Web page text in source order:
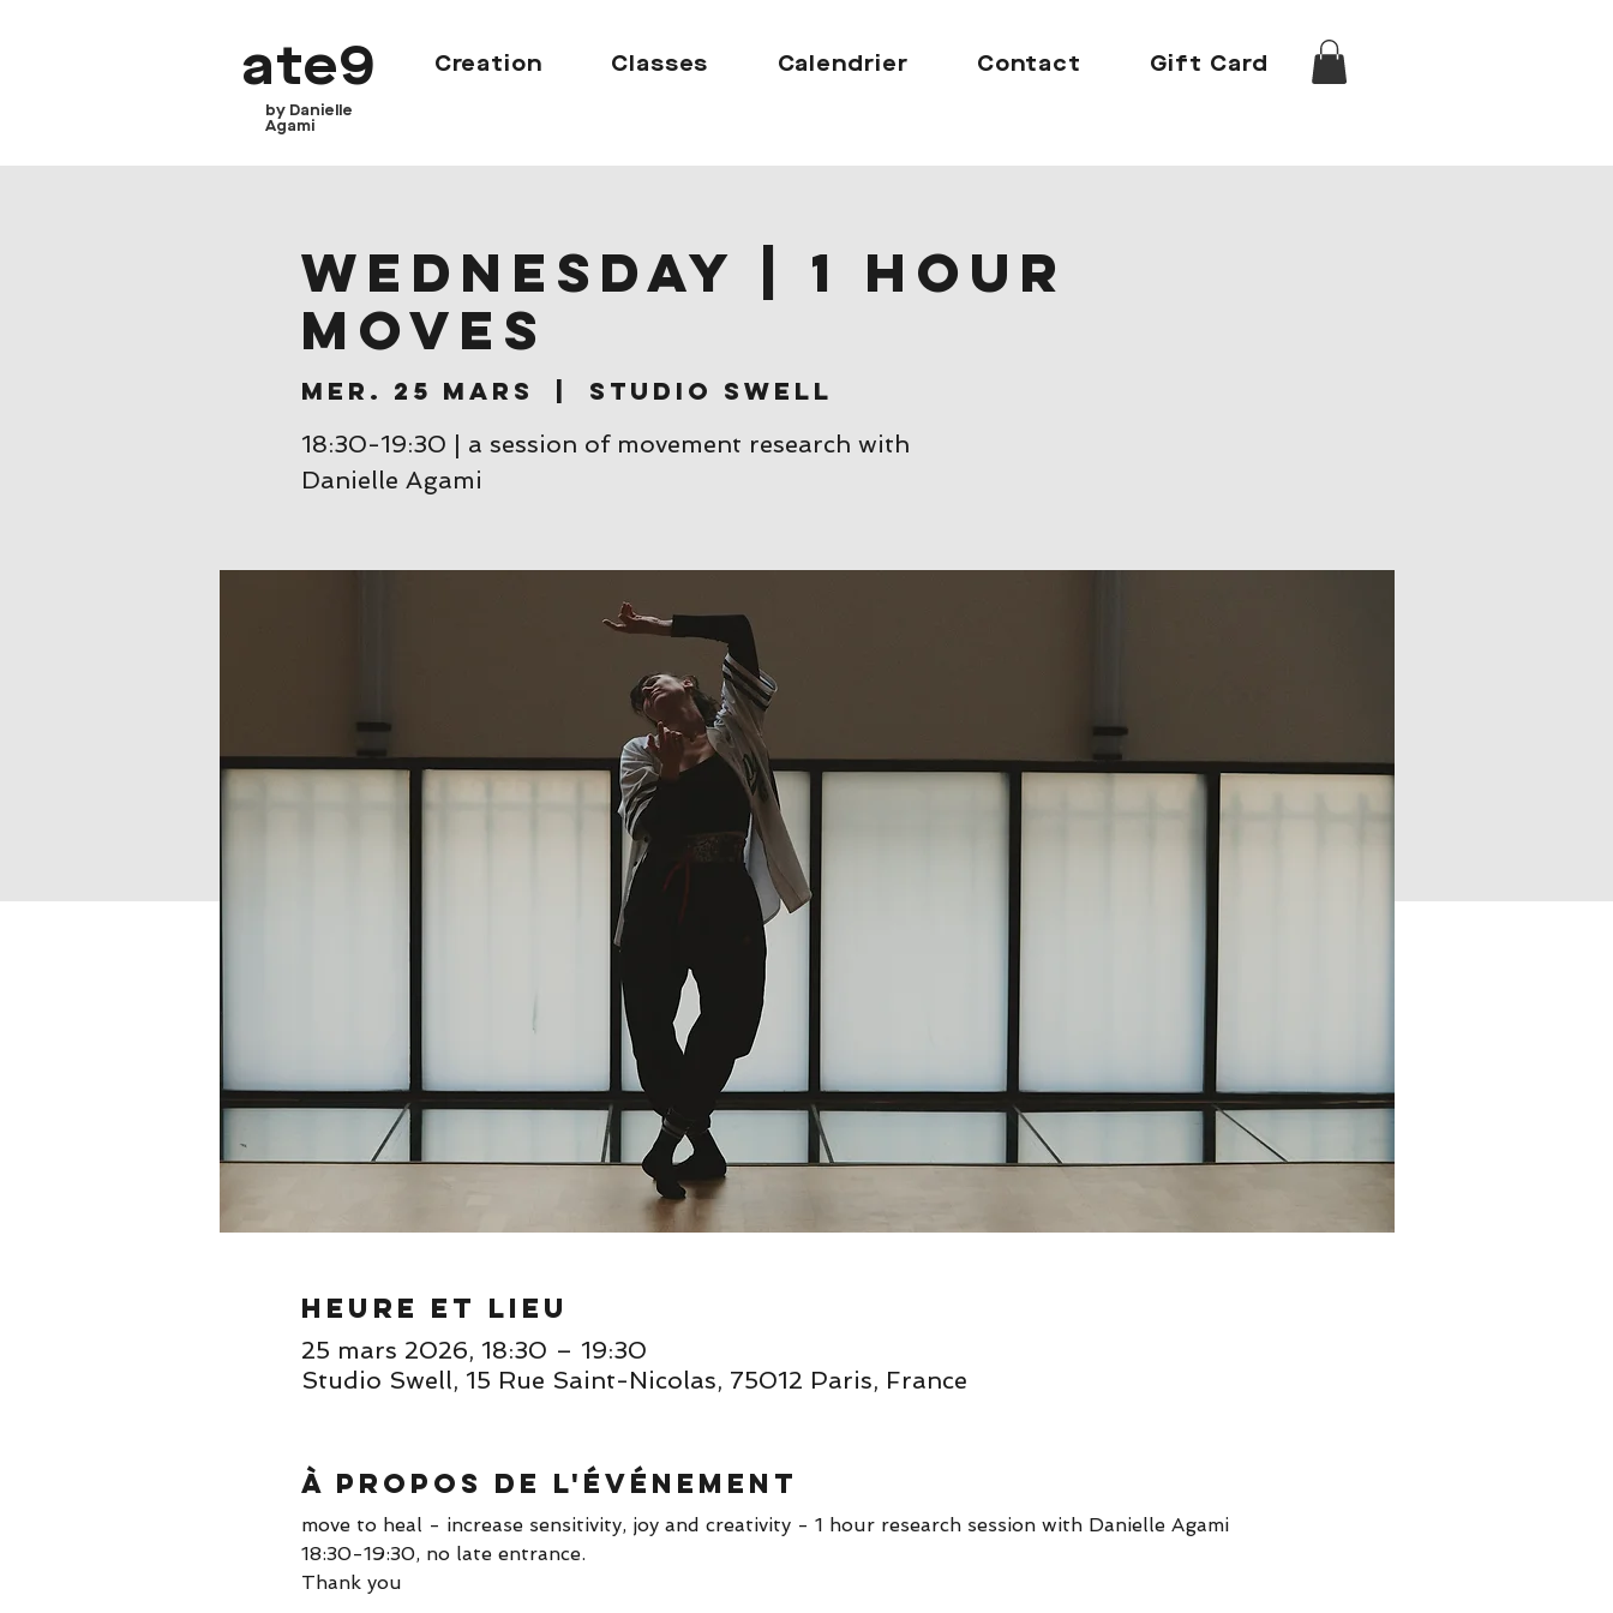
ate9
by Danielle
Agami
Creation Classes Calendrier Contact Gift Card
Wednesday | 1 hour
moves
mer. 25 mars Studio Swell
18:30-19:30 | a session of movement research with
Danielle Agami
Heure et lieu
25 mars 2026, 18:30 – 19:30
Studio Swell, 15 Rue Saint-Nicolas, 75012 Paris, France
À propos de l'événement
move to heal - increase sensitivity, joy and creativity - 1 hour research session with Danielle Agami
18:30-19:30, no late entrance.
Thank you